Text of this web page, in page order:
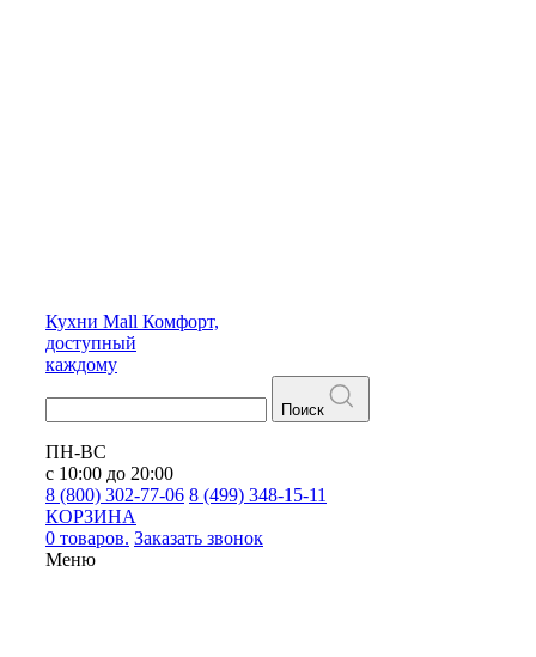
Кухни Mall Комфорт,
доступный
каждому
Поиск
ПН-ВС
с 10:00 до 20:00
8 (800) 302-77-06 8 (499) 348-15-11
КОРЗИНА
0 товаров. Заказать звонок
Меню